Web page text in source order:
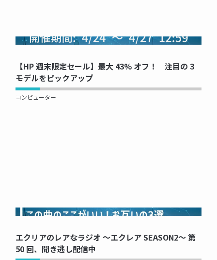
NOW PRINTING...
【HP 週末限定セール】最大 43% オフ！ 注目の 3
モデルをピックアップ
コンピューター
NOW PRINTING...
エクリアのレアなラジオ ～エクレア SEASON2～ 第
50 回、聞き逃し配信中